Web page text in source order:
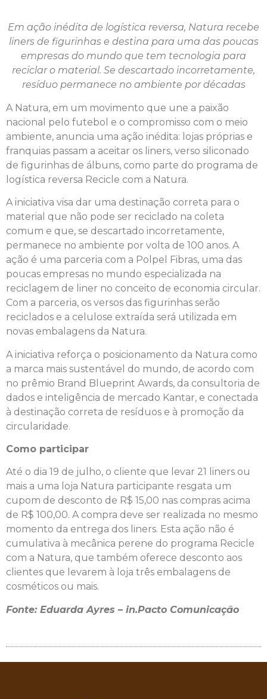
Em ação inédita de logística reversa, Natura recebe
liners de figurinhas e destina para uma das poucas
empresas do mundo que tem tecnologia para
reciclar o material. Se descartado incorretamente,
resíduo permanece no ambiente por décadas
A Natura, em um movimento que une a paixão
nacional pelo futebol e o compromisso com o meio
ambiente, anuncia uma ação inédita: lojas próprias e
franquias passam a aceitar os liners, verso siliconado
de figurinhas de álbuns, como parte do programa de
logística reversa Recicle com a Natura.
A iniciativa visa dar uma destinação correta para o
material que não pode ser reciclado na coleta
comum e que, se descartado incorretamente,
permanece no ambiente por volta de 100 anos. A
ação é uma parceria com a Polpel Fibras, uma das
poucas empresas no mundo especializada na
reciclagem de liner no conceito de economia circular.
Com a parceria, os versos das figurinhas serão
reciclados e a celulose extraída será utilizada em
novas embalagens da Natura.
A iniciativa reforça o posicionamento da Natura como
a marca mais sustentável do mundo, de acordo com
no prêmio Brand Blueprint Awards, da consultoria de
dados e inteligência de mercado Kantar, e conectada
à destinação correta de resíduos e à promoção da
circularidade.
Como participar
Até o dia 19 de julho, o cliente que levar 21 liners ou
mais a uma loja Natura participante resgata um
cupom de desconto de R$ 15,00 nas compras acima
de R$ 100,00. A compra deve ser realizada no mesmo
momento da entrega dos liners. Esta ação não é
cumulativa à mecânica perene do programa Recicle
com a Natura, que também oferece desconto aos
clientes que levarem à loja três embalagens de
cosméticos ou mais.
Fonte: Eduarda Ayres – in.Pacto Comunicação